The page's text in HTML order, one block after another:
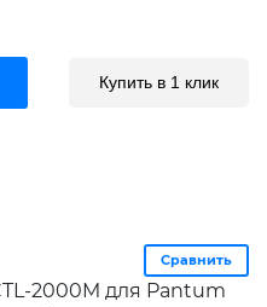
Купить в 1 клик
Сравнить
2000M для Pantum